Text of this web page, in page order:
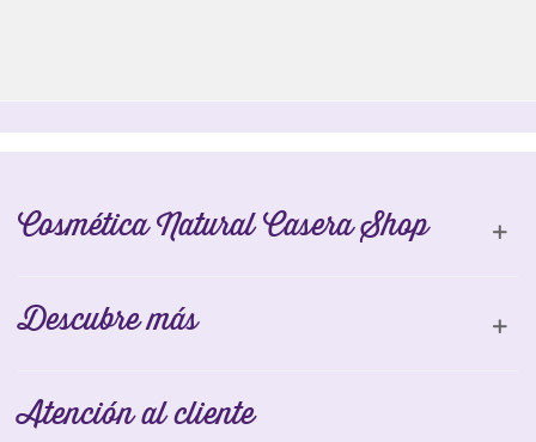
Cosmética Natural Casera Shop
Descubre más
Atención al cliente